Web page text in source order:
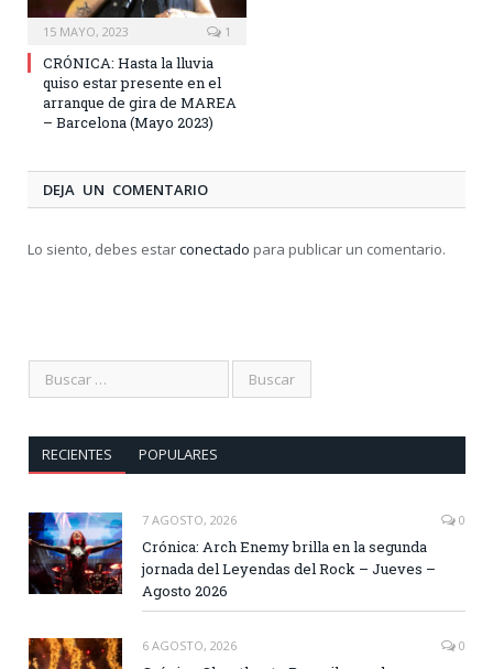
15 MAYO, 2023 1
CRÓNICA: Hasta la lluvia
quiso estar presente en el
arranque de gira de MAREA
– Barcelona (Mayo 2023)
DEJA UN COMENTARIO
Lo siento, debes estarconectado para publicar un comentario.
RECIENTES POPULARES
7 AGOSTO, 2026 0
Crónica: Arch Enemy brilla en la segunda
jornada del Leyendas del Rock – Jueves –
Agosto 2026
6 AGOSTO, 2026 0